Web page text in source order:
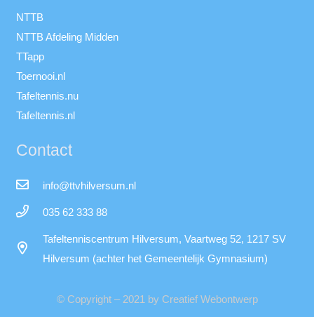
NTTB
NTTB Afdeling Midden
TTapp
Toernooi.nl
Tafeltennis.nu
Tafeltennis.nl
Contact
info@ttvhilversum.nl
035 62 333 88
Tafeltenniscentrum Hilversum, Vaartweg 52, 1217 SV
Hilversum (achter het Gemeentelijk Gymnasium)
© Copyright – 2021 by Creatief Webontwerp